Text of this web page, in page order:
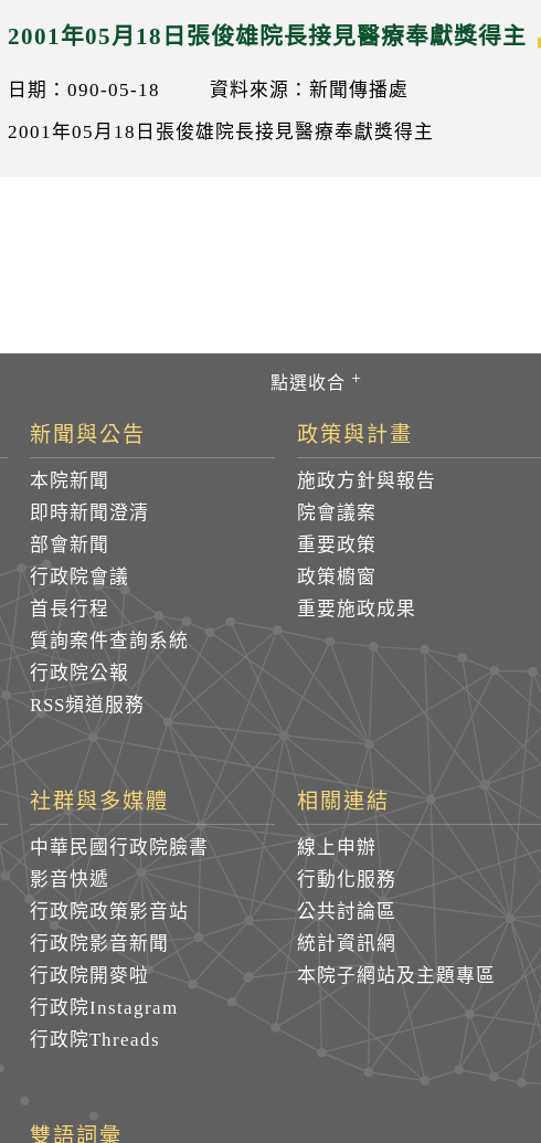
2001年05月18日張俊雄院長接見醫療奉獻獎得主
日期：090-05-18
資料來源：新聞傳播處
2001年05月18日張俊雄院長接見醫療奉獻獎得主
新聞與公告
本院新聞
即時新聞澄清
部會新聞
行政院會議
首長行程
質詢案件查詢系統
行政院公報
RSS頻道服務
政策與計畫
施政方針與報告
院會議案
重要政策
政策櫥窗
重要施政成果
社群與多媒體
中華民國行政院臉書
影音快遞
行政院政策影音站
行政院影音新聞
行政院開麥啦
行政院Instagram
行政院Threads
相關連結
線上申辦
行動化服務
公共討論區
統計資訊網
本院子網站及主題專區
雙語詞彙